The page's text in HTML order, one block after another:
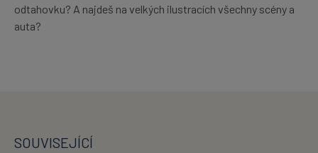
odtahovku? A najdeš na velkých ilustracích všechny scény a
auta?
SOUVISEJÍCÍ